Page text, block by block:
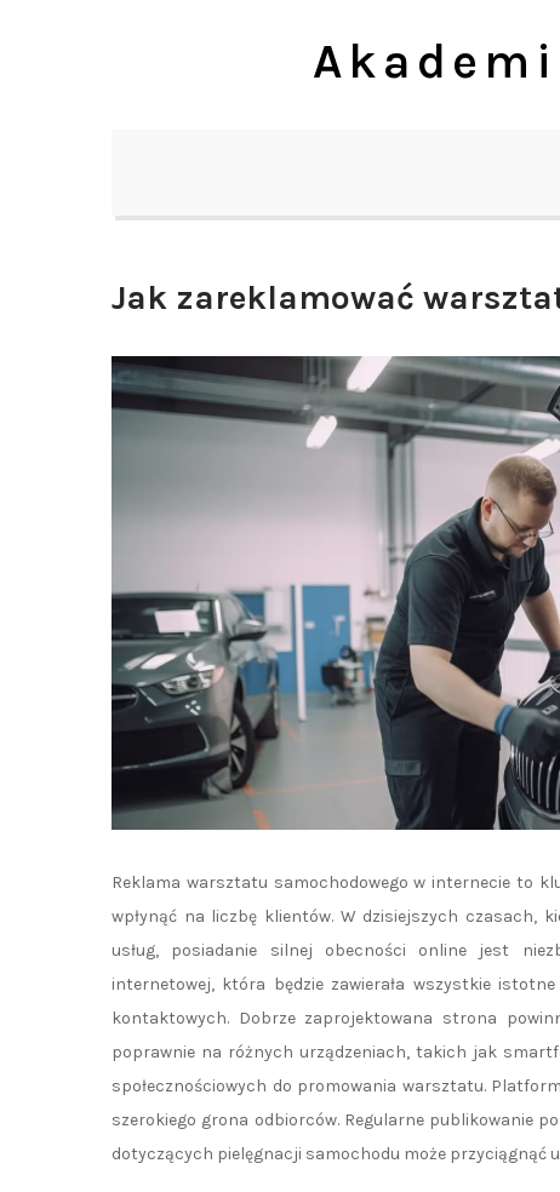
Jak zareklamować
Reklama warsztatu samochodowego w internecie to
wpłynąć na liczbę klientów. W dzisiejszych czasach,
usług, posiadanie silnej obecności online jest
internetowej, która będzie zawierała wszystkie
kontaktowych. Dobrze zaprojektowana strona
poprawnie na różnych urządzeniach, takich jak
społecznościowych do promowania warsztatu.
szerokiego grona odbiorców. Regularne publikowanie
dotyczących pielęgnacji samochodu może przyciągnąć